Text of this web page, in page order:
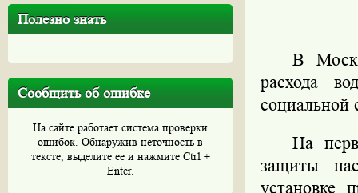
Полезно знать
Сообщить об ошибке
На сайте работает система проверки
ошибок. Обнаружив неточность в
тексте, выделите ее и нажмите Ctrl +
Enter.
В
расхода
социальной
На
защиты
установке